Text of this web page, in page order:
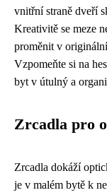
vnitřní straně dveří
Kreativitě se meze
proměnit v
Vzpomeňte si na
byt v útulný a
Zrcadla pro
Zrcadla dokáží
je v malém bytě k